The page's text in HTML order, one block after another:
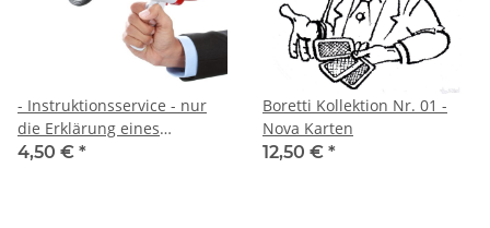
- Instruktionsservice - nur
die Erklärung eines
Kunststückes
4,50 € *
Boretti Kollektion Nr. 01 -
Nova Karten
12,50 € *